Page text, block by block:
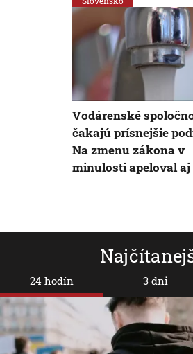
24 hodín 3 dni
Vodárenské
čakajú prísnejšie
Na zmenu zákona v
minulosti apeloval aj